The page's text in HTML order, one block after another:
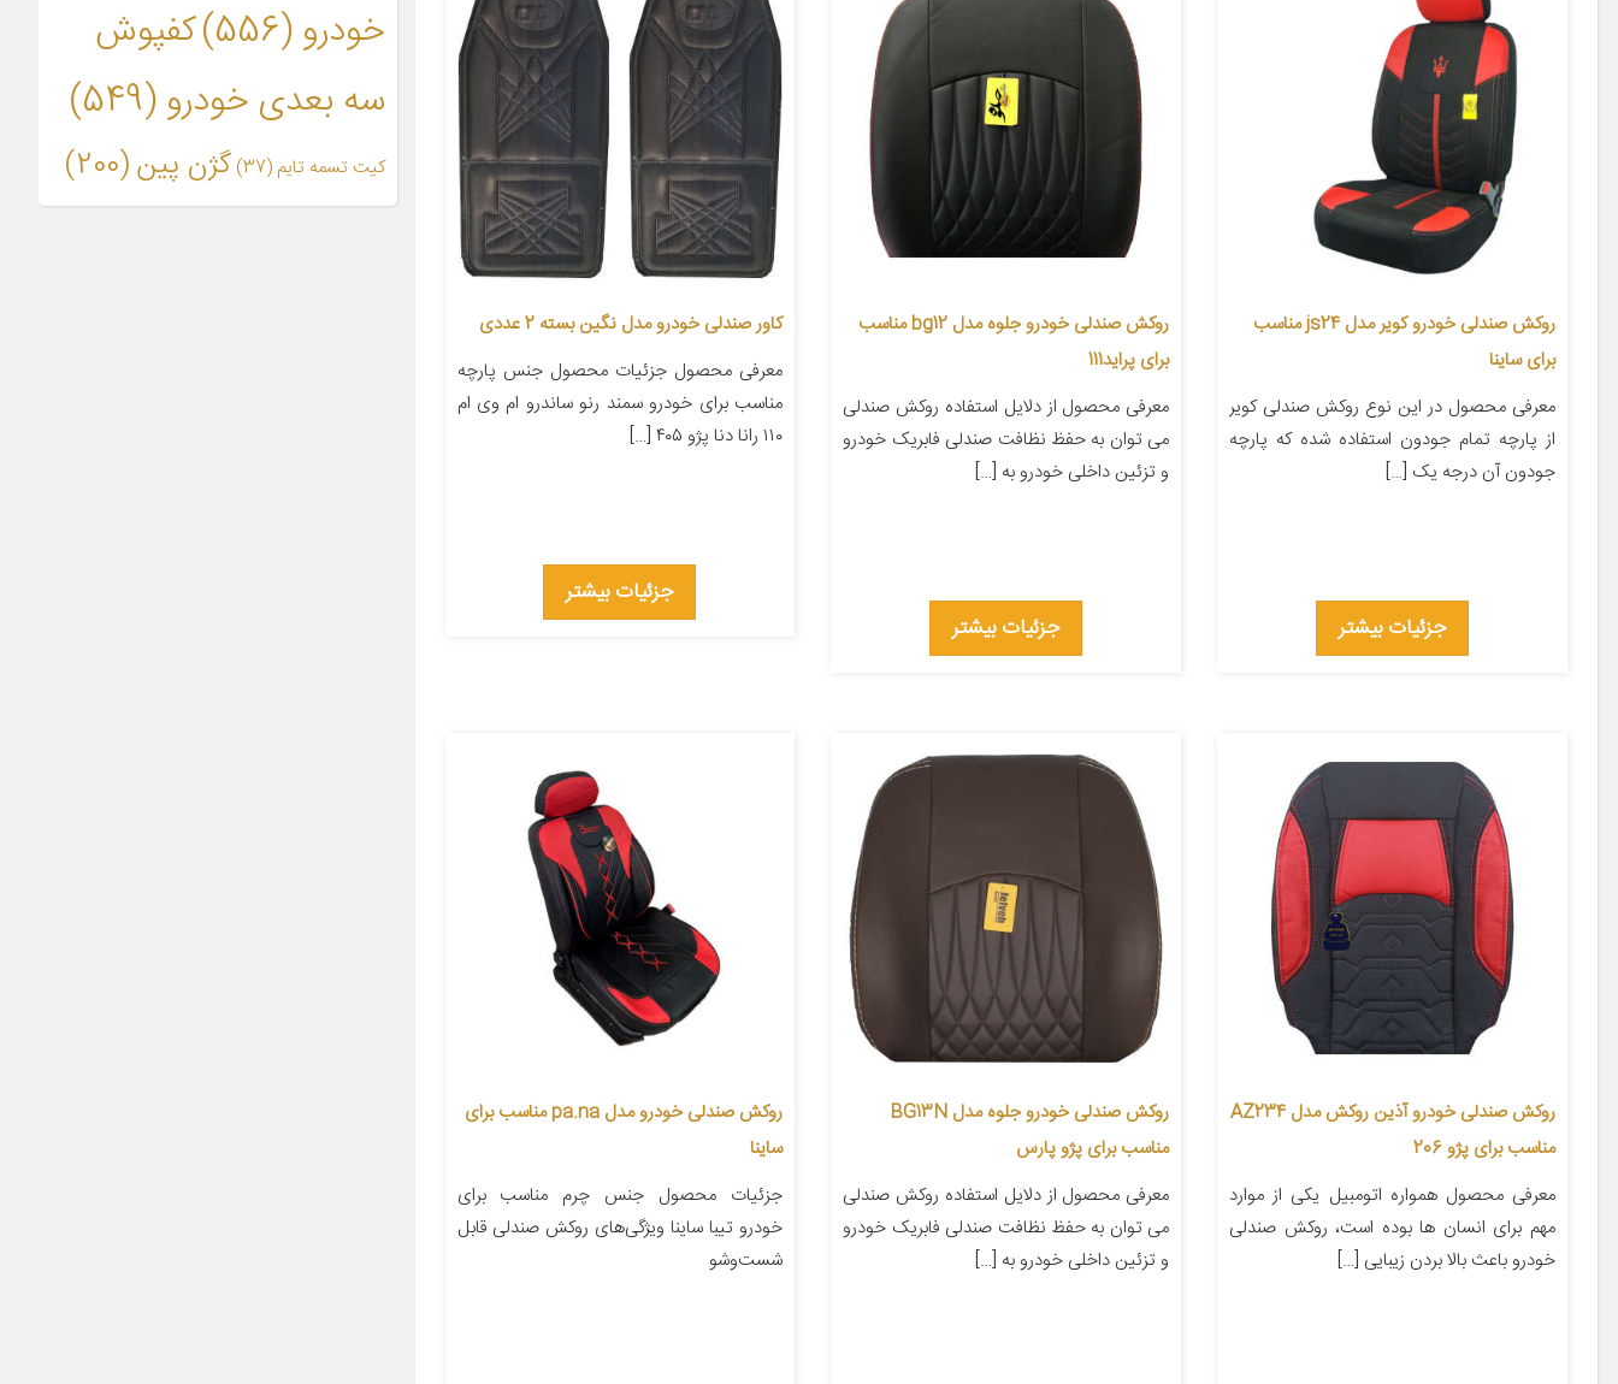
روکش صندلی خودرو کویر مدل js24 مناسب
برای ساینا
معرفی محصول در این نوع روکش صندلی کویر
از پارچه تمام جودون استفاده شده که پارچه
جودون آن درجه یک […]
جزئیات بیشتر
روکش صندلی خودرو جلوه مدل bg12 مناسب
برای پراید111
معرفی محصول از دلایل استفاده روکش صندلی
می توان به حفظ نظافت صندلی فابریک خودرو
و تزئین داخلی خودرو به […]
جزئیات بیشتر
کاور صندلی خودرو مدل نگین بسته 2 عددی
معرفی محصول جزئیات محصول جنس پارچه
مناسب برای خودرو سمند رنو ساندرو ام وی ام
۱۱۰ رانا دنا پژو ۴۰۵ […]
جزئیات بیشتر
روکش صندلی خودرو آذین روکش مدل AZ234
مناسب برای پژو 206
معرفی محصول همواره اتومبیل یکی از موارد
مهم برای انسان ها بوده است، روکش صندلی
خودرو باعث بالا بردن زیبایی […]
روکش صندلی خودرو جلوه مدل BG13N
مناسب برای پژو پارس
معرفی محصول از دلایل استفاده روکش صندلی
می توان به حفظ نظافت صندلی فابریک خودرو
و تزئین داخلی خودرو به […]
روکش صندلی خودرو مدل pa.na مناسب برای
ساینا
جزئیات محصول جنس چرم مناسب برای
خودرو تیبا ساینا ویژگی‌های روکش صندلی قابل
شست‌وشو
خودرو(556)
کفپوش
سه بعدی خودرو(549)
کیت تسمه تایم (37) گژن پین(200)